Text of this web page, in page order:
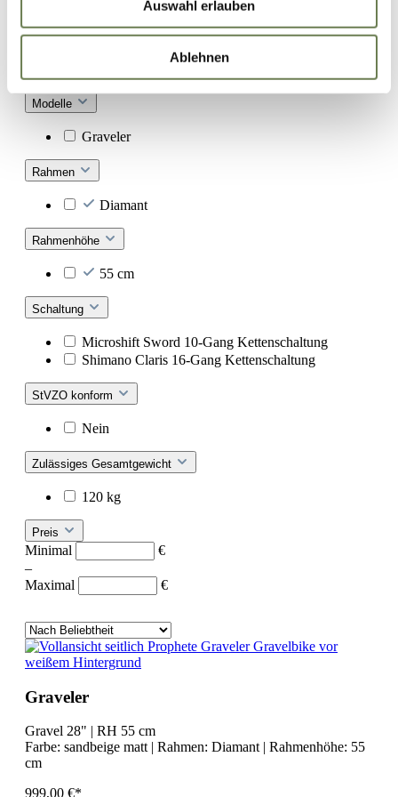
Betroffenenrechte durchsetzbar sein können. Unter dem
Link „Details “ finden Sie eine Übersicht über alle
verwendeten Cookies. Sie können Ihre Einwilligung zu
Auswahl erlauben
Ablehnen
Laufradgröße
Modelle
Graveler
Rahmen
Diamant
Rahmenhöhe
55 cm
Schaltung
Microshift Sword 10-Gang Kettenschaltung
Shimano Claris 16-Gang Kettenschaltung
StVZO konform
Nein
Zulässiges Gesamtgewicht
120 kg
Preis
Minimal
€
–
Maximal
€
Graveler
Gravel 28" | RH 55 cm
Farbe: sandbeige matt | Rahmen: Diamant | Rahmenhöhe: 55
cm
999,00 €*